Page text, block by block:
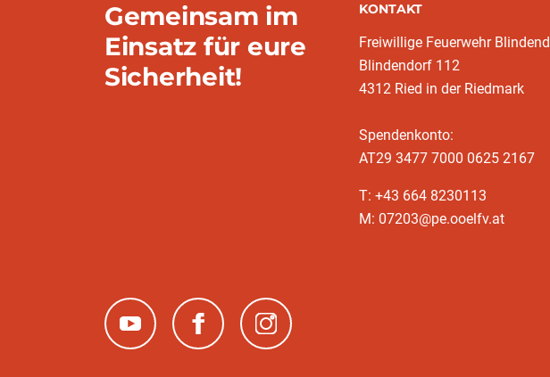
Gemeinsam im
Einsatz für eure
Sicherheit!
KONTAKT
Freiwillige Feuerwehr
Blindendorf 112
4312 Ried in der Riedmark
Spendenkonto:
AT29 3477 7000 0625 2167
T: +43 664 8230113
M: 07203@pe.ooelfv.at
(neues Fenster)(neues Fenster)(neues Fenster)